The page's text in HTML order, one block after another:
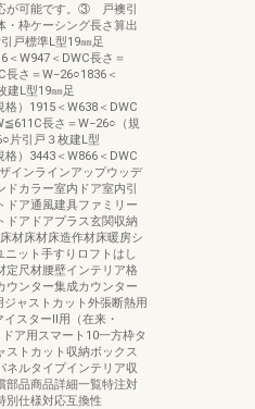
が可能です。③ 戸襖引
・枠ケーシング長さ算出
戸標準L型19㎜足
W947＜DWC長さ＝
さ＝W−26○1836＜
建L型19㎜足
）1915＜W638＜DWC
長さ＝W−26○（規
片引戸３枚建L型
）3443＜W866＜DWC
インラインアップウッデ
ドカラー室内ドア室内引
ドア通風建具ファミリー
ドアドアプラス玄関収納
材床材床造作材床暖房シ
ット手すりロフトはし
定尺材腰壁インテリア格
ウンター集成カウンター
ャストカット外張断熱用
スターⅡ用（在来・
ア用スマート10一方枠タ
ストカット収納ボックス
ネルタイプインテリア収
部品商品詳細一覧特注対
別仕様対応互換性